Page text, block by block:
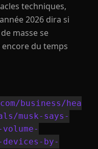
techniques,
2026 dira si
masse se
du temps
business/hea
musk-says-
by-